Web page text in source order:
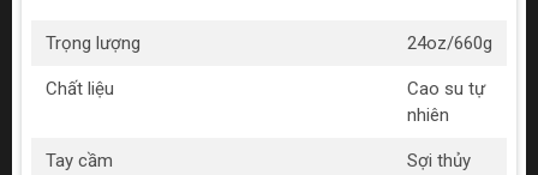
Trọng lượng 24oz/660g
Chất liệu
Cao su tự
nhiên
Tay cầm
Sợi thủy